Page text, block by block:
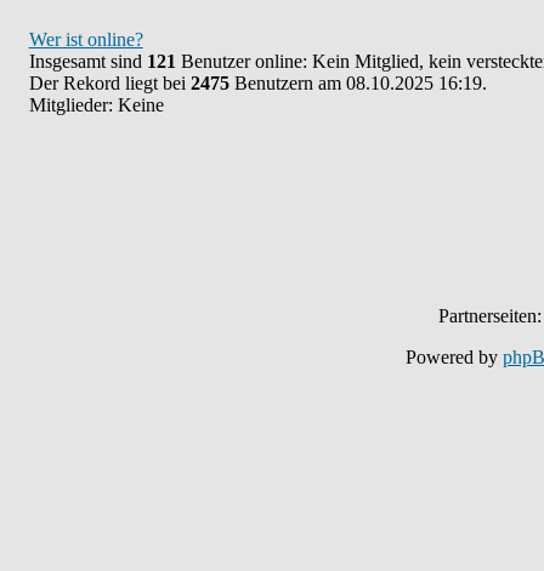
Wer ist online?
Insgesamt sind 121 Benutzer online: Kein Mitglied, kein
Der Rekord liegt bei 2475Benutzern am 08.10.2025 16:19.
Mitglieder: Keine
Powered by